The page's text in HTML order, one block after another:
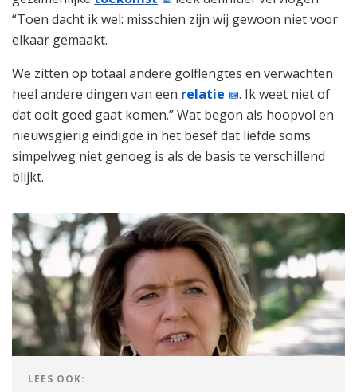
“Toen dacht ik wel: misschien zijn wij gewoon niet voor
elkaar gemaakt.
We zitten op totaal andere golflengtes en verwachten
heel andere dingen van een relatie
. Ik weet niet of
dat ooit goed gaat komen.” Wat begon als hoopvol en
nieuwsgierig eindigde in het besef dat liefde soms
simpelweg niet genoeg is als de basis te verschillend
blijkt.
LEES OOK: